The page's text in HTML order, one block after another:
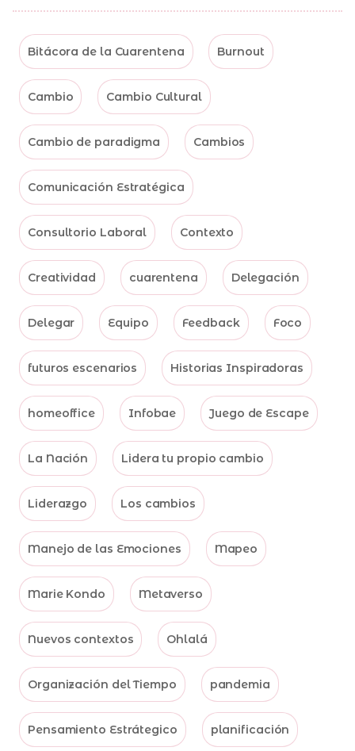
Bitácora de la Cuarentena Burnout
Cambio Cambio Cultural
Cambio de paradigma Cambios
Comunicación Estratégica
Consultorio Laboral Contexto
Creatividad cuarentena Delegación
Delegar Equipo Feedback Foco
futuros escenarios Historias Inspiradoras
homeoffice Infobae Juego de Escape
La Nación Lidera tu propio cambio
Liderazgo Los cambios
Manejo de las Emociones Mapeo
Marie Kondo Metaverso
Nuevos contextos Ohlalá
Organización del Tiempo pandemia
Pensamiento Estrátegico planificación